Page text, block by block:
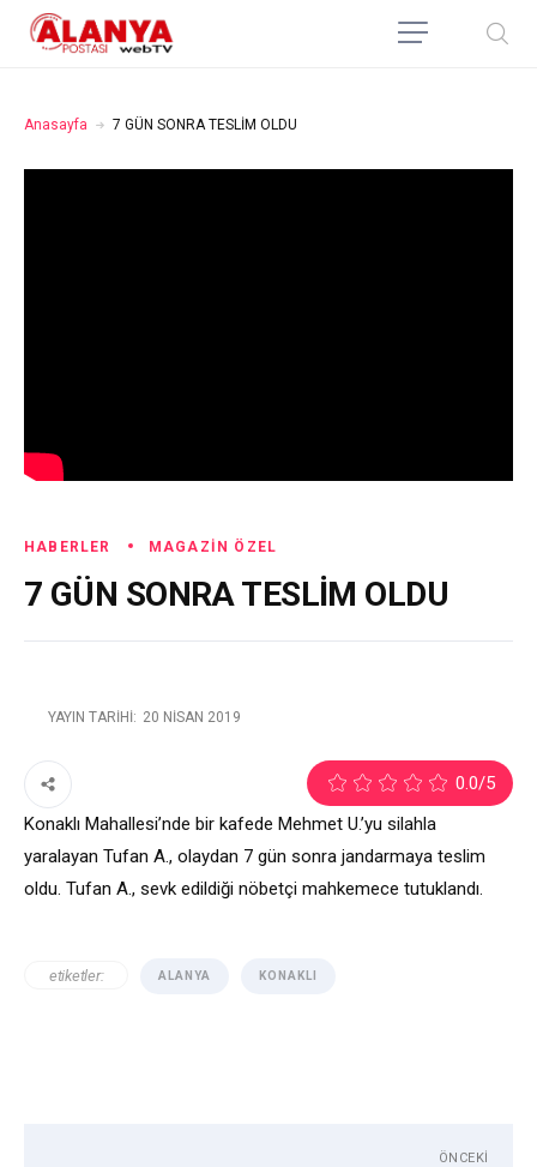
Anasayfa 7 GÜN SONRA TESLİM OLDU
HABERLER MAGAZIN ÖZEL
7 GÜN SONRA TESLİM OLDU
YAYIN TARIHI: 20 NISAN 2019
0.0/5
Konaklı Mahallesi’nde bir kafede Mehmet U.’yu silahla
yaralayan Tufan A., olaydan 7 gün sonra jandarmaya teslim
oldu. Tufan A., sevk edildiği nöbetçi mahkemece tutuklandı.
etiketler: ALANYA KONAKLI
ÖNCEKI